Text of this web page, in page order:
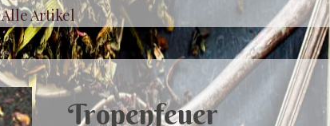
Alle Artikel
Tropenfeuer